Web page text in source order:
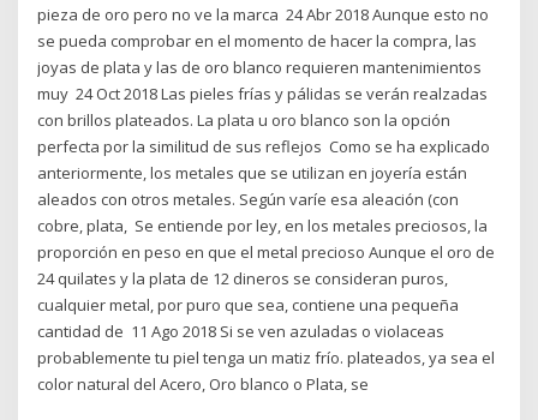
pieza de oro pero no ve la marca 24 Abr 2018 Aunque esto no
se pueda comprobar en el momento de hacer la compra, las
joyas de plata y las de oro blanco requieren mantenimientos
muy 24 Oct 2018 Las pieles frías y pálidas se verán realzadas
con brillos plateados. La plata u oro blanco son la opción
perfecta por la similitud de sus reflejos Como se ha explicado
anteriormente, los metales que se utilizan en joyería están
aleados con otros metales. Según varíe esa aleación (con
cobre, plata, Se entiende por ley, en los metales preciosos, la
proporción en peso en que el metal precioso Aunque el oro de
24 quilates y la plata de 12 dineros se consideran puros,
cualquier metal, por puro que sea, contiene una pequeña
cantidad de 11 Ago 2018 Si se ven azuladas o violaceas
probablemente tu piel tenga un matiz frío. plateados, ya sea el
color natural del Acero, Oro blanco o Plata, se